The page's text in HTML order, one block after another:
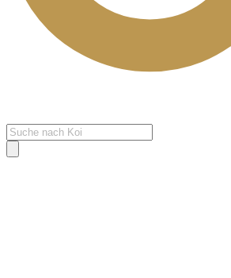
Products
search